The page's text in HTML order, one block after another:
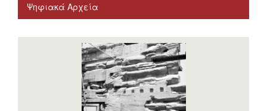
Ψηφιακά Αρχεία